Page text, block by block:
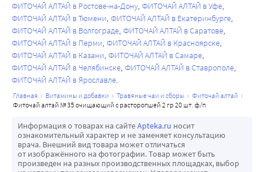
ФИТОЧАЙ АЛТАЙ в Ростове-на-Дону ФИТОЧАЙ АЛТАЙ в Уфе
ФИТОЧАЙ АЛТАЙ в Тюмени ФИТОЧАЙ АЛТАЙ в Екатеринбурге
ФИТОЧАЙ АЛТАЙ в Волгограде ФИТОЧАЙ АЛТАЙ в Саратове
ФИТОЧАЙ АЛТАЙ в Перми ФИТОЧАЙ АЛТАЙ в Красноярске
ФИТОЧАЙ АЛТАЙ в Казани ФИТОЧАЙ АЛТАЙ в Самаре
ФИТОЧАЙ АЛТАЙ в Челябинске ФИТОЧАЙ АЛТАЙ в Ставрополе
ФИТОЧАЙ АЛТАЙ в Ярославле
главная витамины и добавки травяные чаи и сборы
фиточай алтай
фиточай алтай № 35 очищающий с расторопшей 2 гр 20 шт. ф/п
Информация о товарах на сайтеApteka.ru носит
ознакомительный характер и не заменяет консультацию
врача. Внешний вид товара может отличаться
от изображённого на фотографии. Товар может быть
произведен на разных производственных площадках, выбор